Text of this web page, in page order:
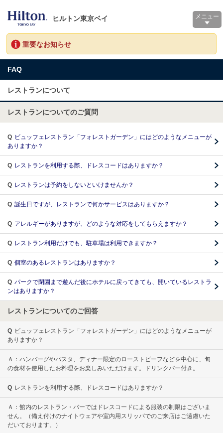
ヒルトン東京ベイ メニュー
重要なお知らせ
FAQ
レストランについて
レストランについてのご質問
Q ビュッフェレストラン「フォレストガーデン」にはどのようなメニューが
ありますか？
Q レストランを利用する際、ドレスコードはありますか？
Q レストランは予約をしないといけませんか？
Q 誕生日ですが、レストランで何かサービスはありますか？
Q アレルギーがありますが、どのような対応をしてもらえますか？
Q レストラン利用だけでも、駐車場は利用できますか？
Q 個室のあるレストランはありますか？
Q パークで閉園まで遊んだ後にホテルに戻ってきても、開いているレストラ
ンはありますか？
レストランについてのご回答
Q ビュッフェレストラン「フォレストガーデン」にはどのようなメニューが
ありますか？
Ａ：ハンバーグやパスタ、ディナー限定のローストビーフなどを中心に、旬
の食材を使用したお料理をお楽しみいただけます。ドリンクバー付き。
Q レストランを利用する際、ドレスコードはありますか？
Ａ：館内のレストラン・バーではドレスコードによる服装の制限はございま
せん。（備え付けのナイトウェアや室内用スリッパでのご来店はご遠慮いた
だいております。）